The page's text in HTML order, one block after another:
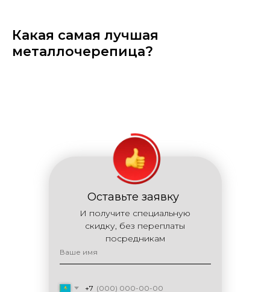
Какая самая лучшая
металлочерепица?
+7
Оставьте заявку
И получите специальную
скидку, без переплаты
посредникам